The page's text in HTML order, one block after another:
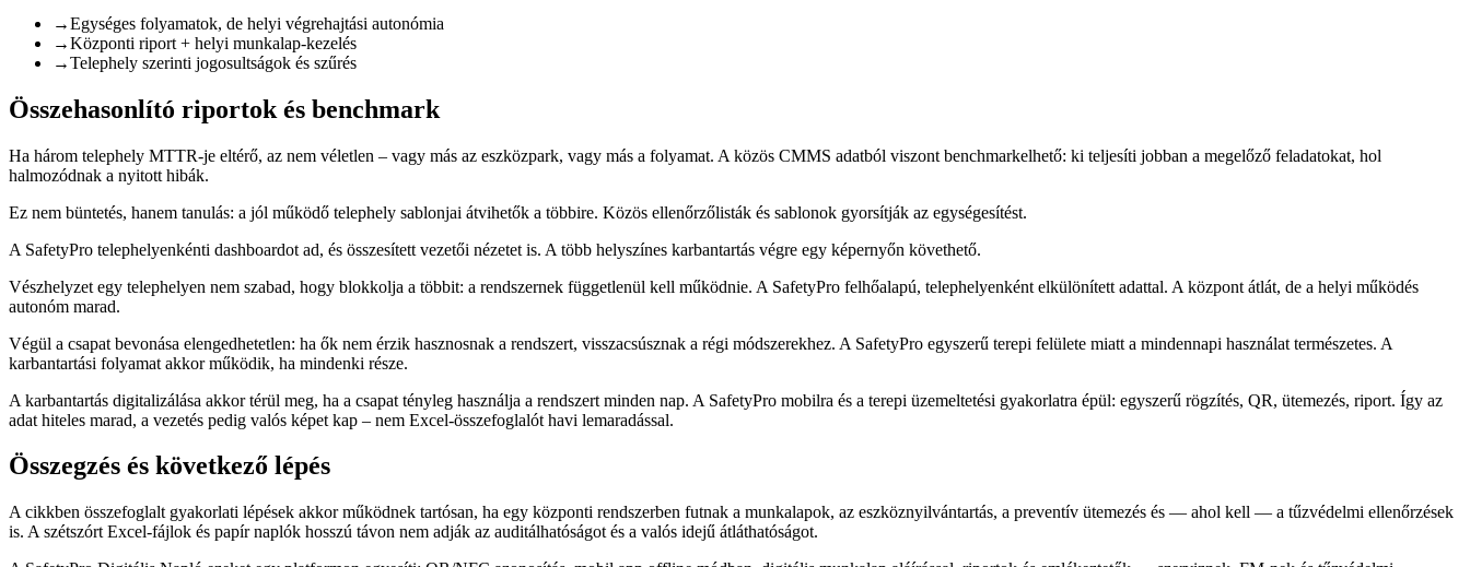
→Egységes folyamatok, de helyi végrehajtási autonómia
→Központi riport + helyi munkalap-kezelés
→Telephely szerinti jogosultságok és szűrés
Összehasonlító riportok és benchmark
Ha három telephely MTTR-je eltérő, az nem véletlen – vagy más az eszközpark, vagy más a folyamat. A közös CMMS adatból viszont benchmarkelhető: ki teljesíti jobban a megelőző feladatokat, hol
halmozódnak a nyitott hibák.
Ez nem büntetés, hanem tanulás: a jól működő telephely sablonjai átvihetők a többire. Közös ellenőrzőlisták és sablonok gyorsítják az egységesítést.
A SafetyPro telephelyenkénti dashboardot ad, és összesített vezetői nézetet is. A több helyszínes karbantartás végre egy képernyőn követhető.
Vészhelyzet egy telephelyen nem szabad, hogy blokkolja a többit: a rendszernek függetlenül kell működnie. A SafetyPro felhőalapú, telephelyenként elkülönített adattal. A központ átlát, de a helyi működés
autonóm marad.
Végül a csapat bevonása elengedhetetlen: ha ők nem érzik hasznosnak a rendszert, visszacsúsznak a régi módszerekhez. A SafetyPro egyszerű terepi felülete miatt a mindennapi használat természetes. A
karbantartási folyamat akkor működik, ha mindenki része.
A karbantartás digitalizálása akkor térül meg, ha a csapat tényleg használja a rendszert minden nap. A SafetyPro mobilra és a terepi üzemeltetési gyakorlatra épül: egyszerű rögzítés, QR, ütemezés, riport. Így az
adat hiteles marad, a vezetés pedig valós képet kap – nem Excel-összefoglalót havi lemaradással.
Összegzés és következő lépés
A cikkben összefoglalt gyakorlati lépések akkor működnek tartósan, ha egy központi rendszerben futnak a munkalapok, az eszköznyilvántartás, a preventív ütemezés és — ahol kell — a tűzvédelmi ellenőrzések
is. A szétszórt Excel-fájlok és papír naplók hosszú távon nem adják az auditálhatóságot és a valós idejű átláthatóságot.